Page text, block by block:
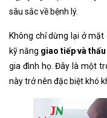
sâu sắc về bệnh lý.
Không chỉ dừng lại ở
kỹ năng giao tiếp và
gia đình họ. Đây là một
này trở nên đặc biệt khó